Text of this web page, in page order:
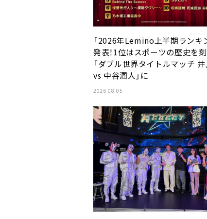
「2026年Lemino上半期ランキ
発表！1位はスポーツの歴史を
「ダブル世界タイトルマッチ
vs 中谷潤人」に
2026.08.05